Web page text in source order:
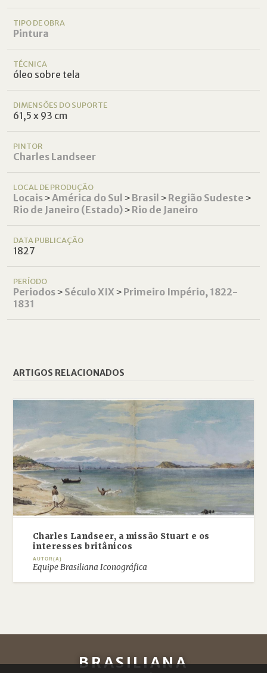
TIPO DE OBRA
Pintura
TÉCNICA
óleo sobre tela
DIMENSÕES DO SUPORTE
61,5 x 93 cm
PINTOR
Charles Landseer
LOCAL DE PRODUÇÃO
Locais˃América do Sul ˃ Brasil ˃ Região Sudeste ˃
Rio de Janeiro (Estado)˃ Rio de Janeiro
DATA PUBLICAÇÃO
1827
PERÍODO
Periodos˃ Século XIX ˃ Primeiro Império, 1822-
1831
ARTIGOS RELACIONADOS
Charles Landseer, a missão Stuart e os
interesses britânicos
AUTOR(A)
Equipe Brasiliana Iconográfica
BRASILIANA